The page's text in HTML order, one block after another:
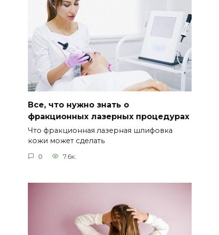
Все, что нужно знать о
фракционных лазерных процедурах
Что фракционная лазерная шлифовка
кожи может сделать
0 7.6к.